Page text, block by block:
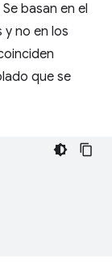
basan en el
no en los
que se